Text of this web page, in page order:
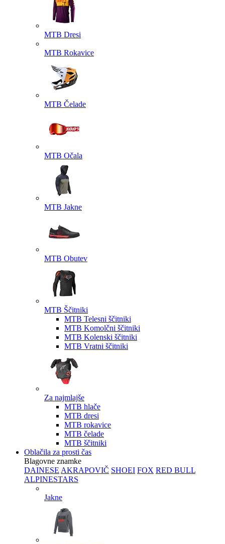
MTB Dresi
MTB Rokavice
MTB Čelade
MTB Očala
MTB Jakne
MTB Obutev
MTB Ščitniki
MTB Telesni ščitniki
MTB Komolčni ščitniki
MTB Kolenski ščitniki
MTB Vratni ščitniki
Za najmlajše
MTB hlače
MTB dresi
MTB rokavice
MTB čelade
MTB ščitniki
Oblačila za prosti čas
Blagovne znamke
DAINESE AKRAPOVIČ SHOEI FOX RED BULL
ALPINESTARS
Jakne